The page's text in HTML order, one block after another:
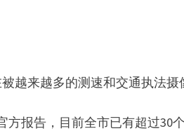
越来越多的测速和交通执法摄
方报告，目前全市已有超过30